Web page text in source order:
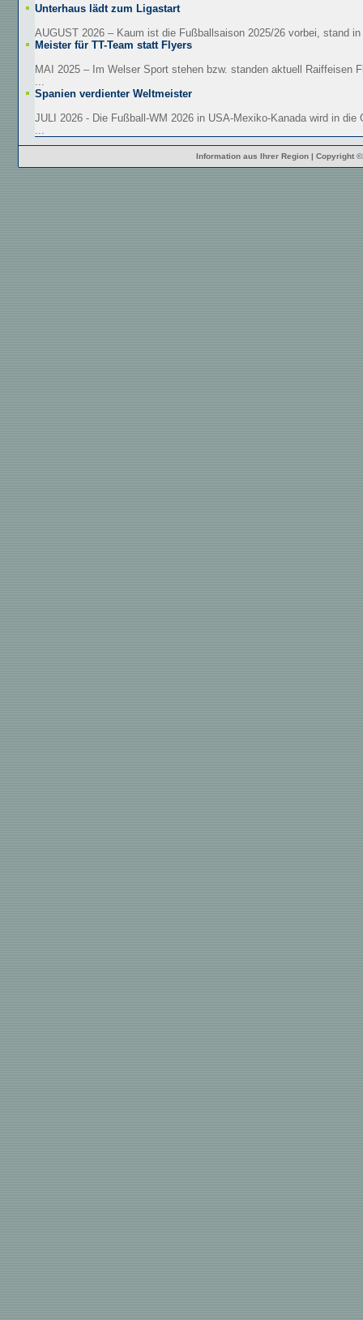
Unterhaus lädt zum Ligastart
AUGUST 2026 – Kaum ist die Fußballsaison 2025/26 vorbei, stand
Meister für TT-Team statt Flyers
MAI 2025 – Im Welser Sport stehen bzw. standen aktuell Raiffeisen
...
Spanien verdienter Weltmeister
JULI 2026 - Die Fußball-WM 2026 in USA-Mexiko-Kanada wird in die
...
Information aus Ihrer Region | Copyright